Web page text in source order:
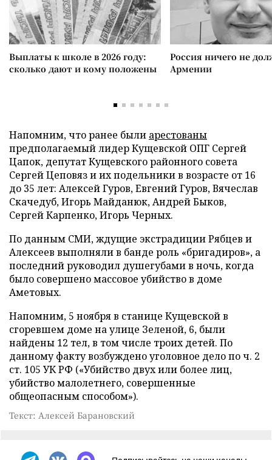
Выплаты к школе в 2026 году:
сколько дают и кому положены
Россия ничего не
Армении
Напомним, что ранее были арестованы
предполагаемый лидер Кущевской ОПГ Сергей
Цапок, депутат Кущевского районного совета
Сергей Цеповяз и их подельники в возрасте от 16
до 35 лет: Алексей Гуров, Евгений Гуров, Вячеслав
Скачедуб, Игорь Майданюк, Андрей Быков,
Сергей Карпенко, Игорь Черных.
По данным СМИ, ждущие экстрадиции Рябцев и
Алексеев выполняли в банде роль «бригадиров», а
последний руководил душегубами в ночь, когда
было совершено массовое убийство в доме
Аметовых.
Напомним, 5 ноября в станице Кущевской в
сгоревшем доме на улице Зеленой, 6, были
найдены 12 тел, в том числе троих детей. По
данному факту возбуждено уголовное дело по ч. 2
ст. 105 УК РФ («Убийство двух или более лиц,
убийство малолетнего, совершенные
общеопасным способом»).
Текст: Алексей Барановский